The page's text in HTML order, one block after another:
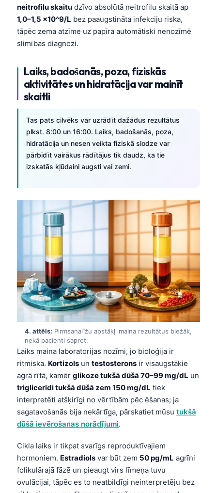
neitrofilu skaitu dzīvo absolūtā neitrofilu skaitā ap
1,0–1,5 x10^9/L bez paaugstināta infekciju riska,
tāpēc zema atzīme uz papīra automātiski nenozīmē
slimības diagnozi.
Laiks, badošanās, poza, fiziskās
aktivitātes un hidratācija var mainīt
skaitli
Tas pats cilvēks var uzrādīt dažādus rezultātus
plkst. 8:00 un 16:00. Laiks, badošanās, poza,
hidratācija un nesen veikta fiziskā slodze var
pārbīdīt vairākus rādītājus tik daudz, ka tie
izskatās kļūdaini augsti vai zemi.
4. attēls: Pirmsanalīžu apstākļi maina rezultātus biežāk,
nekā pacienti saprot.
Laiks maina laboratorijas nozīmi, jo bioloģija ir
ritmiska. Kortizols un testosterons ir visaugstākie
agrā rītā, kamēr glikoze tukšā dūšā 70–99 mg/dL un
triglicerīdi tukšā dūšā zem 150 mg/dL tiek
interpretēti atšķirīgi no vērtībām pēc ēšanas; ja
sagatavošanās bija nekārtīga, pārskatiet mūsu tukšā
dūšā ievērošanas norādījumi.
Cikla laiks ir tikpat svarīgs reproduktīvajiem
hormoniem. Estradiols var būt zem 50 pg/mL agrīni
folikulārajā fāzē un pieaugt virs līmeņa tuvu
ovulācijai, tāpēc es to neatbildīgi neinterpretēju bez